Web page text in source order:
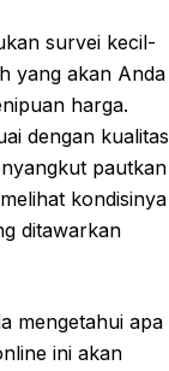
survei kecil-
yang akan Anda
harga.
dengan kualitas
pautkan
kondisinya
ditawarkan
mengetahui apa
ini akan